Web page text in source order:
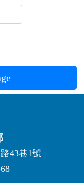
43巷1號